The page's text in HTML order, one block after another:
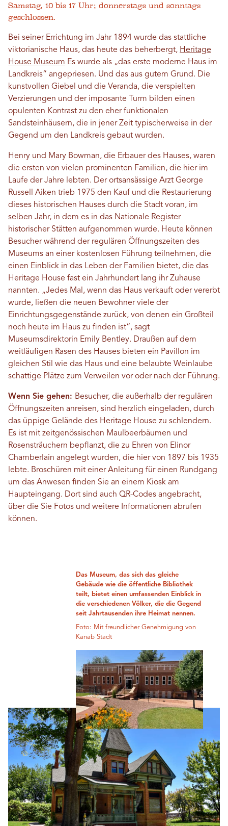
Samstag, 10 bis 17 Uhr; donnerstags und sonntags
geschlossen.
Bei seiner Errichtung im Jahr 1894 wurde das stattliche
viktorianische Haus, das heute das beherbergt, Heritage
House Museum Es wurde als „das erste moderne Haus im
Landkreis“ angepriesen. Und das aus gutem Grund. Die
kunstvollen Giebel und die Veranda, die verspielten
Verzierungen und der imposante Turm bilden einen
opulenten Kontrast zu den eher funktionalen
Sandsteinhäusern, die in jener Zeit typischerweise in der
Gegend um den Landkreis gebaut wurden.
Henry und Mary Bowman, die Erbauer des Hauses, waren
die ersten von vielen prominenten Familien, die hier im
Laufe der Jahre lebten. Der ortsansässige Arzt George
Russell Aiken trieb 1975 den Kauf und die Restaurierung
dieses historischen Hauses durch die Stadt voran, im
selben Jahr, in dem es in das Nationale Register
historischer Stätten aufgenommen wurde. Heute können
Besucher während der regulären Öffnungszeiten des
Museums an einer kostenlosen Führung teilnehmen, die
einen Einblick in das Leben der Familien bietet, die das
Heritage House fast ein Jahrhundert lang ihr Zuhause
nannten. „Jedes Mal, wenn das Haus verkauft oder vererbt
wurde, ließen die neuen Bewohner viele der
Einrichtungsgegenstände zurück, von denen ein Großteil
noch heute im Haus zu finden ist“, sagt
Museumsdirektorin Emily Bentley. Draußen auf dem
weitläufigen Rasen des Hauses bieten ein Pavillon im
gleichen Stil wie das Haus und eine belaubte Weinlaube
schattige Plätze zum Verweilen vor oder nach der Führung.
Wenn Sie gehen: Besucher, die außerhalb der regulären
Öffnungszeiten anreisen, sind herzlich eingeladen, durch
das üppige Gelände des Heritage House zu schlendern.
Es ist mit zeitgenössischen Maulbeerbäumen und
Rosensträuchern bepflanzt, die zu Ehren von Elinor
Chamberlain angelegt wurden, die hier von 1897 bis 1935
lebte. Broschüren mit einer Anleitung für einen Rundgang
um das Anwesen finden Sie an einem Kiosk am
Haupteingang. Dort sind auch QR-Codes angebracht,
über die Sie Fotos und weitere Informationen abrufen
können.
Das Museum, das sich das gleiche
Gebäude wie die öffentliche Bibliothek
teilt, bietet einen umfassenden Einblick in
die verschiedenen Völker, die die Gegend
seit Jahrtausenden ihre Heimat nennen.
Foto: Mit freundlicher Genehmigung von
Kanab Stadt